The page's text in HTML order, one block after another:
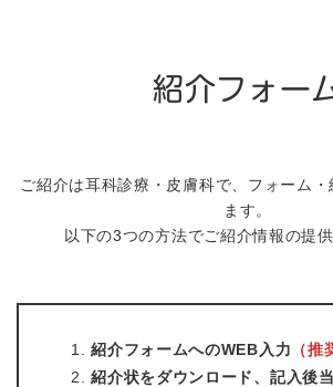
紹介フォー
ご紹介は耳科診療・皮膚科で、フォーム
ます。
以下の3つの方法でご紹介情報の提供
紹介フォームへのWEB入力 （推
紹介状をダウンロード、記入後